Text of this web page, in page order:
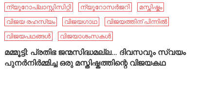
ന്യൂറോപ്ലാസ്റ്റിസിറ്റി
ന്യൂറോസർജറി
മസ്തിഷ്കം
വിജയ രഹസ്യം
വിജയഗാഥ
വിജയത്തിന് പിന്നിൽ
വിജയപഥങ്ങൾ
വിജയാശംസകൾ
മമ്മൂട്ടി: പ്രതിഭ ജന്മസിദ്ധമല്ല… ദിവസവും സ്വയം
പുനർനിർമ്മിച്ച ഒരു മസ്തിഷ്കത്തിന്റെ വിജയകഥ